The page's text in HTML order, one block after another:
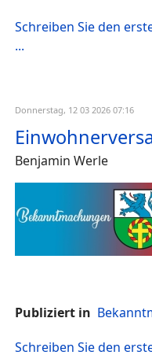
Schreiben Sie den
...
Donnerstag, 12 03 2026 07:16
Benjamin Werle
Publiziert in
Schreiben Sie den